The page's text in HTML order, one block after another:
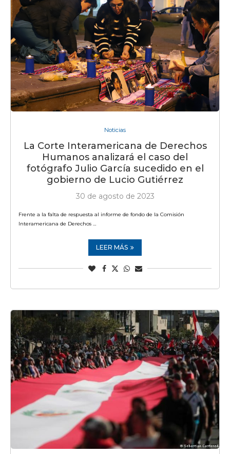
Noticias
La Corte Interamericana de Derechos
Humanos analizará el caso del
fotógrafo Julio García sucedido en el
gobierno de Lucio Gutiérrez
30 de agosto de 2023
Frente a la falta de respuesta al informe de fondo de la Comisión
Interamericana de Derechos …
LEER MÁS